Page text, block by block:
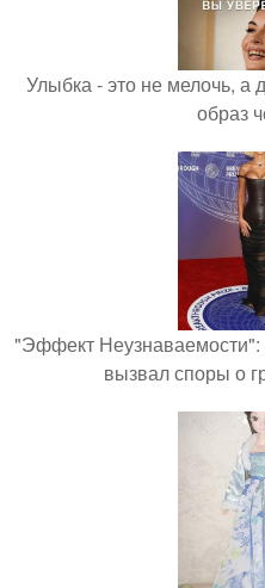
Улыбка - это не мелочь, а
образ
"Эффект
вызвал споры о